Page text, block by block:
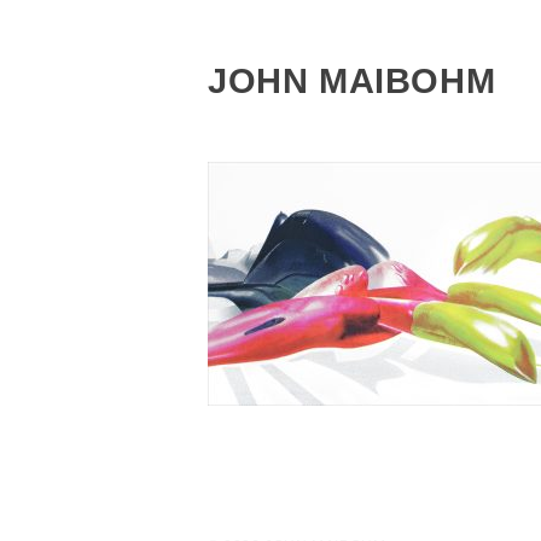
JOHN MAIBOHM